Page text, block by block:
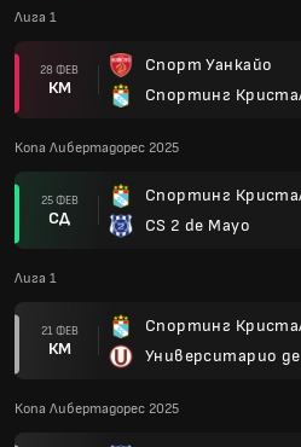
Лига 1
28 ФЕВ
КМ
Спорт Уанкайо
Спортинг
Копа Либертадорес 2025
25 ФЕВ
СД
Спортинг
CS 2 de Mayo
Лига 1
21 ФЕВ
КМ
Спортинг
Университарио
Копа Либертадорес 2025